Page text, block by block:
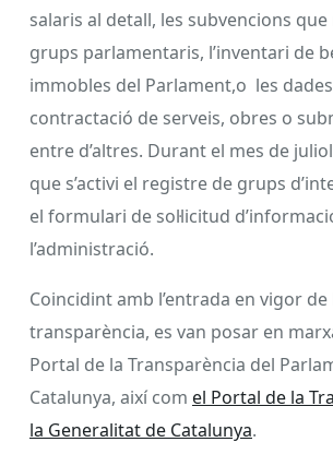
salaris al detall, les subvencions que
grups parlamentaris, l’inventari de
immobles del Parlament,o les
contractació de serveis, obres o
entre d’altres. Durant el mes de
que s’activi el registre de grups
el formulari de sol·licitud
l’administració.
Coincidint amb l’entrada en vigor de
transparència, es van posar en
Portal de la Transparència del
Catalunya, així com el Portal de la
la Generalitat de Catalunya.